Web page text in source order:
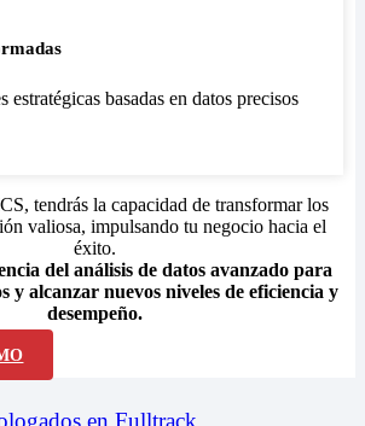
estratégicas basadas en datos precisos
tendrás la capacidad de transformar los
valiosa, impulsando tu negocio hacia el
éxito.
del análisis de datos avanzado para
y alcanzar nuevos niveles de eficiencia y
desempeño.
en Fulltrack